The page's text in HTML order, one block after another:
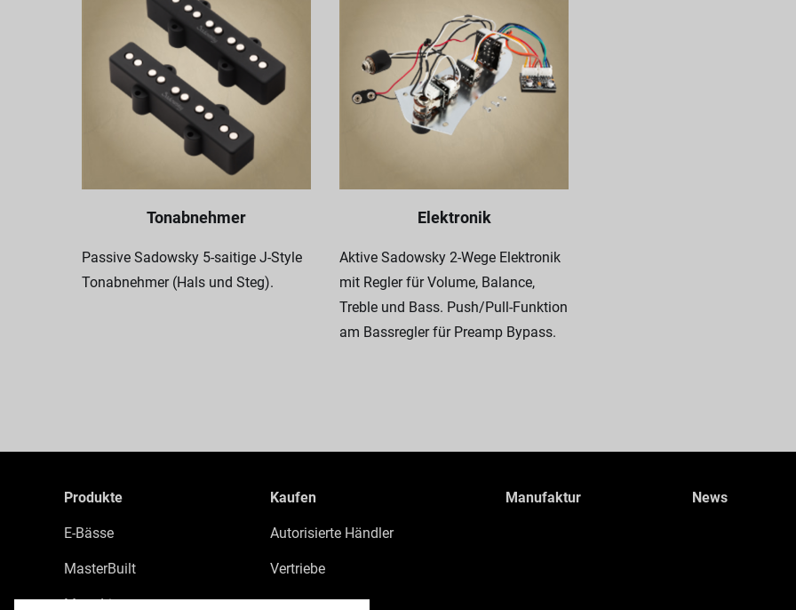
Tonabnehmer
Passive Sadowsky 5-saitige J-Style
Tonabnehmer (Hals und Steg).
Elektronik
Aktive Sadowsky 2-Wege Elektronik
mit Regler für Volume, Balance,
Treble und Bass. Push/Pull-Funktion
am Bassregler für Preamp Bypass.
Produkte
E-Bässe
MasterBuilt
MetroLine
Kaufen
Autorisierte Händler
Vertriebe
Manufaktur News